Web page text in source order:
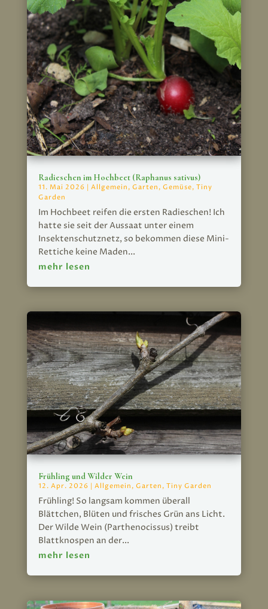
Radieschen im Hochbeet (Raphanus sativus)
11. Mai 2026 | Allgemein , Garten , Gemüse, Tiny
Garden
Im Hochbeet reifen die ersten Radieschen! Ich
hatte sie seit der Aussaat unter einem
Insektenschutznetz, so bekommen diese Mini-
Rettiche keine Maden...
mehr lesen
Frühling und Wilder Wein
12. Apr. 2026 | Allgemein , Garten , Tiny Garden
Frühling! So langsam kommen überall
Blättchen, Blüten und frisches Grün ans Licht.
Der Wilde Wein (Parthenocissus) treibt
Blattknospen an der...
mehr lesen